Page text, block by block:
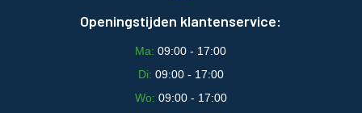
Openingstijden klantenservice:
Ma:09:00 - 17:00
Di: 09:00 - 17:00
Wo: 09:00 - 17:00